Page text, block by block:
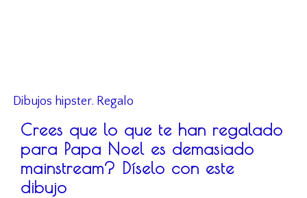
Dibujos hipster. Regalo
Crees que lo que te han regalado
para Papa Noel es demasiado
mainstream? Díselo con este
dibujo